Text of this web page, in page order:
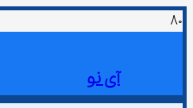
آی نو